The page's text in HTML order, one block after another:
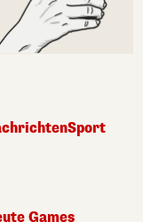
Sport
Games